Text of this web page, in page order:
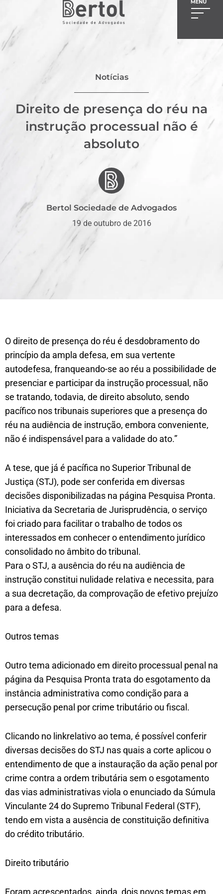
Notícias
Direito de presença do réu na
instrução processual não é
absoluto
Bertol Sociedade de Advogados
19 de outubro de 2016
O direito de presença do réu é desdobramento do
princípio da ampla defesa, em sua vertente
autodefesa, franqueando-se ao réu a possibilidade de
presenciar e participar da instrução processual, não
se tratando, todavia, de direito absoluto, sendo
pacífico nos tribunais superiores que a presença do
réu na audiência de instrução, embora conveniente,
não é indispensável para a validade do ato.”
A tese, que já é pacífica no Superior Tribunal de
Justiça (STJ), pode ser conferida em diversas
decisões disponibilizadas na página Pesquisa Pronta.
Iniciativa da Secretaria de Jurisprudência, o serviço
foi criado para facilitar o trabalho de todos os
interessados em conhecer o entendimento jurídico
consolidado no âmbito do tribunal.
Para o STJ, a ausência do réu na audiência de
instrução constitui nulidade relativa e necessita, para
a sua decretação, da comprovação de efetivo prejuízo
para a defesa.
Outros temas
Outro tema adicionado em direito processual penal na
página da Pesquisa Pronta trata do esgotamento da
instância administrativa como condição para a
persecução penal por crime tributário ou fiscal.
Clicando no linkrelativo ao tema, é possível conferir
diversas decisões do STJ nas quais a corte aplicou o
entendimento de que a instauração da ação penal por
crime contra a ordem tributária sem o esgotamento
das vias administrativas viola o enunciado da Súmula
Vinculante 24 do Supremo Tribunal Federal (STF),
tendo em vista a ausência de constituição definitiva
do crédito tributário.
Direito tributário
Foram acrescentados, ainda, dois novos temas em